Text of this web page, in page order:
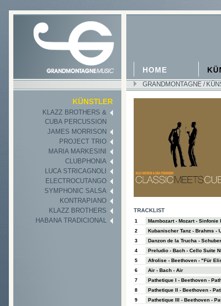
HOME
GRANDMONTAGNE /
KÜNSTLER
KLAZZ BROTHERS &
CUBA PERCUSSION
JAMES MORRISON
PROJECT TRIO
MARIA MARKESINI
CLUBPHONIA
LUCA STRICAGNOLI
ELECTROCUTANGO
SYMPHONIC SALSA
KONTRAPIANO
KLAZZ BROTHERS
HABANA TRADICIONAL
TRACKLIST
1
Mambozart - Mozart - Sinfonie
2
Kubanischer Tanz - Brahms -
3
Danzon de la Trucha -
4
Preludio - Bach - Cello Suite
5
Afrolise - Beethoven - "Für
6
Air - Bach - Air
7
Pathetique I - Beethoven -
8
Pathetique II - Beethoven -
9
Pathetique III - Beethoven -